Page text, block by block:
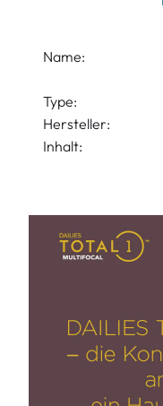
Name:
Type:
Hersteller:
Inhalt: